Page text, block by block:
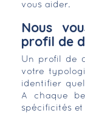
vous aider.
Nous
profil de
Un profil de
votre
identifier
A chaque
spécificités et